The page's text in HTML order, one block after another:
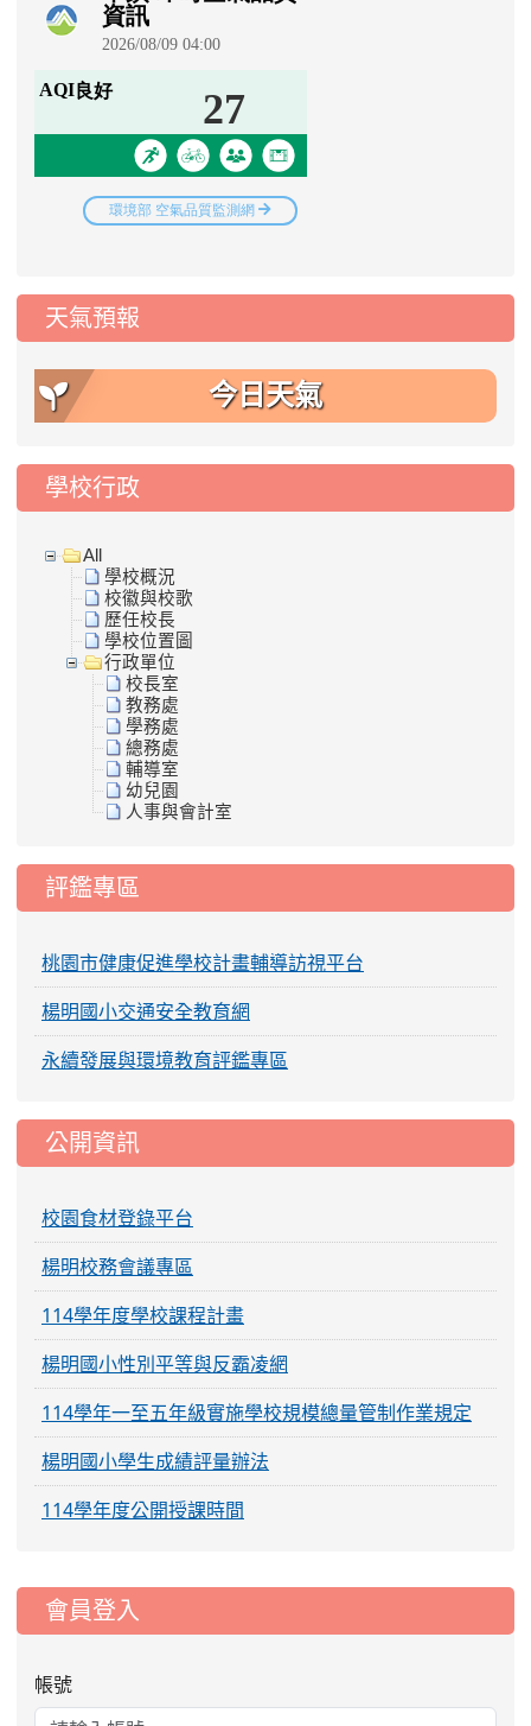
天氣預報
今日天氣
學校行政
All
學校概況
校徽與校歌
歷任校長
學校位置圖
行政單位
校長室
教務處
學務處
總務處
輔導室
幼兒園
人事與會計室
評鑑專區
桃園市健康促進學校計畫輔導訪視平台
楊明國小交通安全教育網
永續發展與環境教育評鑑專區
公開資訊
校園食材登錄平台
楊明校務會議專區
114學年度學校課程計畫
楊明國小性別平等與反霸凌網
114學年一至五年級實施學校規模總量管制作業規定
楊明國小學生成績評量辦法
114學年度公開授課時間
::: 會員登入
帳號